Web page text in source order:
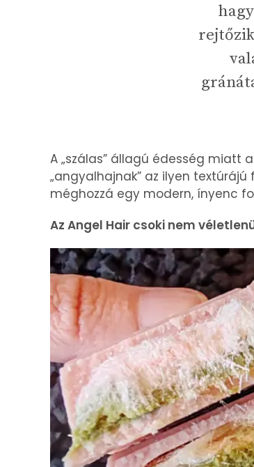
A „szálas” állagú édesség miatt
„angyalhajnak” az ilyen
méghozzá egy modern, ínyenc
Az Angel Hair csoki nem